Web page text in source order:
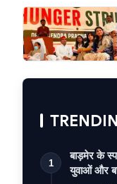
1
बाड़मेर के
युवाओं और